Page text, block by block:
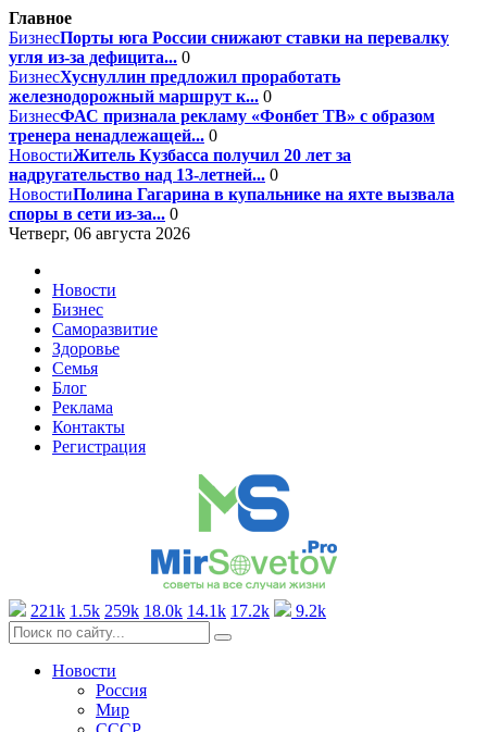
Главное
БизнесПорты юга России снижают ставки на перевалку
угля из-за дефицита... 0
БизнесХуснуллин предложил проработать
железнодорожный маршрут к... 0
БизнесФАС признала рекламу «Фонбет ТВ» с образом
тренера ненадлежащей... 0
НовостиЖитель Кузбасса получил 20 лет за
надругательство над 13-летней... 0
НовостиПолина Гагарина в купальнике на яхте вызвала
споры в сети из-за... 0
Четверг, 06 августа 2026
Новости
Бизнес
Саморазвитие
Здоровье
Семья
Блог
Реклама
Контакты
Регистрация
221k 1.5k 259k 18.0k 14.1k 17.2k 9.2k
Новости
Россия
Мир